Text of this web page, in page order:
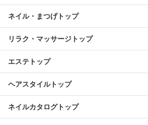
ネイル・まつげトップ
リラク・マッサージトップ
エステトップ
ヘアスタイルトップ
ネイルカタログトップ